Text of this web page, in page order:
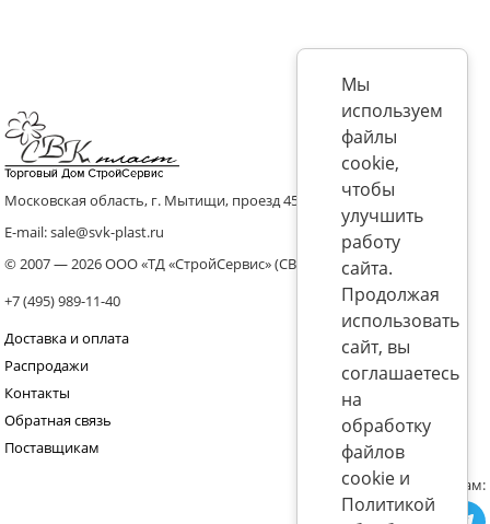
Московская область, г. Мытищи, проезд 4536 владение 8, стр.10
E-mail: sale@svk-plast.ru
© 2007 — 2026 ООО «ТД «СтройСервис» (СВК)
+7 (495) 989-11-40
Доставка и оплата
Распродажи
Контакты
Обратная связь
Поставщикам
Присоединяйтесь к нам:
Мы
используем
файлы
cookie,
чтобы
улучшить
работу
сайта.
Продолжая
использовать
сайт, вы
соглашаетесь
на
обработку
файлов
cookie и
Политикой